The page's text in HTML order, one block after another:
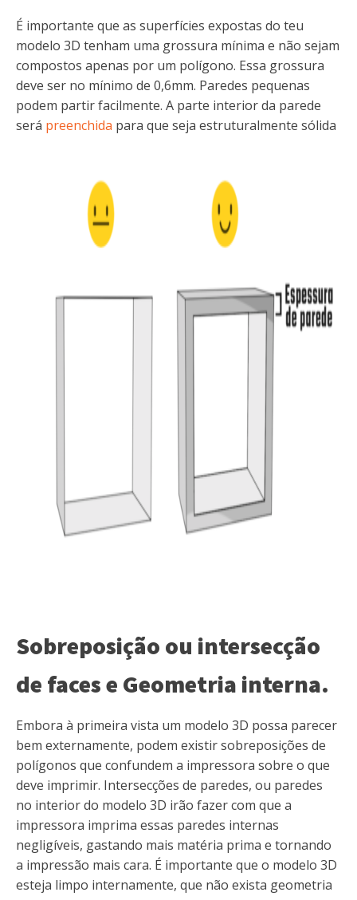
É importante que as superfícies expostas do teu
modelo 3D tenham uma grossura mínima e não sejam
compostos apenas por um polígono. Essa grossura
deve ser no mínimo de 0,6mm. Paredes pequenas
podem partir facilmente. A parte interior da parede
será preenchida para que seja estruturalmente sólida
Sobreposição ou intersecção
de faces e Geometria interna.
Embora à primeira vista um modelo 3D possa parecer
bem externamente, podem existir sobreposições de
polígonos que confundem a impressora sobre o que
deve imprimir. Intersecções de paredes, ou paredes
no interior do modelo 3D irão fazer com que a
impressora imprima essas paredes internas
negligíveis, gastando mais matéria prima e tornando
a impressão mais cara. É importante que o modelo 3D
esteja limpo internamente, que não exista geometria